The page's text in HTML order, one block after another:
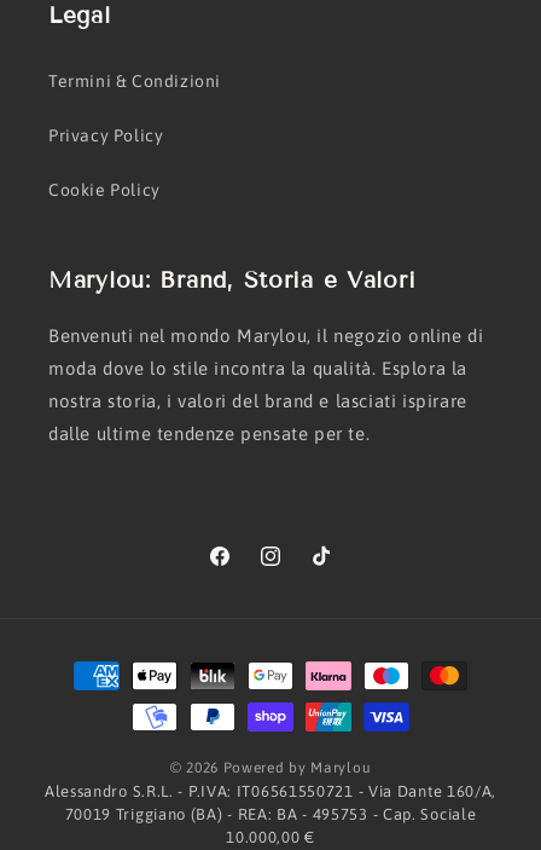
Legal
Termini & Condizioni
Privacy Policy
Cookie Policy
Marylou: Brand, Storia e Valori
Benvenuti nel mondo Marylou, il negozio online di
moda dove lo stile incontra la qualità. Esplora la
nostra storia, i valori del brand e lasciati ispirare
dalle ultime tendenze pensate per te.
FacebookInstagramTikTok
Metodi
di
pagamento
© 2026 Powered by Marylou
Alessandro S.R.L. - P.IVA: IT06561550721 - Via Dante 160/A,
70019 Triggiano (BA) - REA: BA - 495753 - Cap. Sociale
10.000,00 €